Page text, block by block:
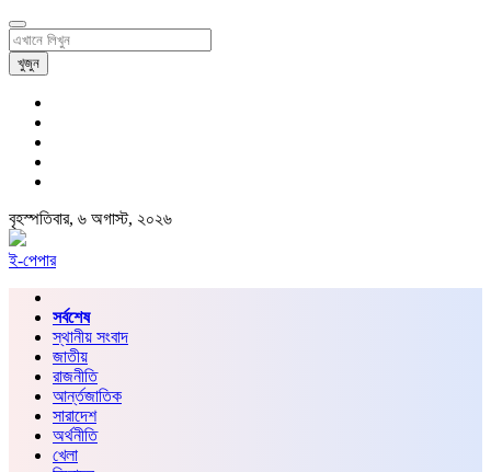
খুজুন
বৃহস্পতিবার, ৬ অগাস্ট, ২০২৬
ই-পেপার
সর্বশেষ
স্থানীয় সংবাদ
জাতীয়
রাজনীতি
আর্ন্তজাতিক
সারাদেশ
অর্থনীতি
খেলা